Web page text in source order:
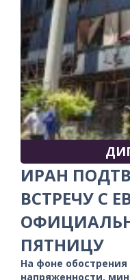
ИРАН
ВСТРЕЧУ С
ПЯТНИЦУ
На фоне обострения
напряженности,